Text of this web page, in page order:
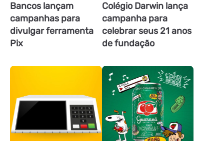
Bancos lançam
campanhas para
divulgar ferramenta
Pix
Colégio Darwin lança
campanha para
celebrar seus 21 anos
de fundação